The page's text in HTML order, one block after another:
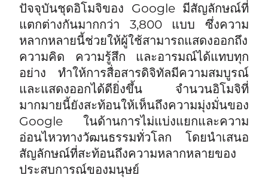
ปัจจุบันชุดอิโมจิของ Google มีสัญลักษณ์ที่
แตกต่างกันมากกว่า 3,800 แบบ ซึ่งความ
หลากหลายนี้ช่วยให้ผู้ใช้สามารถแสดงออกถึง
ความคิด ความรู้สึก และอารมณ์ได้แทบทุก
อย่าง ทำให้การสื่อสารดิจิทัลมีความสมบูรณ์
และแสดงออกได้ดียิ่งขึ้น จำนวนอิโมจิที่
มากมายนี้ยังสะท้อนให้เห็นถึงความมุ่งมั่นของ
Google ในด้านการไม่แบ่งแยกและความ
อ่อนไหวทางวัฒนธรรมทั่วโลก โดยนำเสนอ
สัญลักษณ์ที่สะท้อนถึงความหลากหลายของ
ประสบการณ์ของมนุษย์